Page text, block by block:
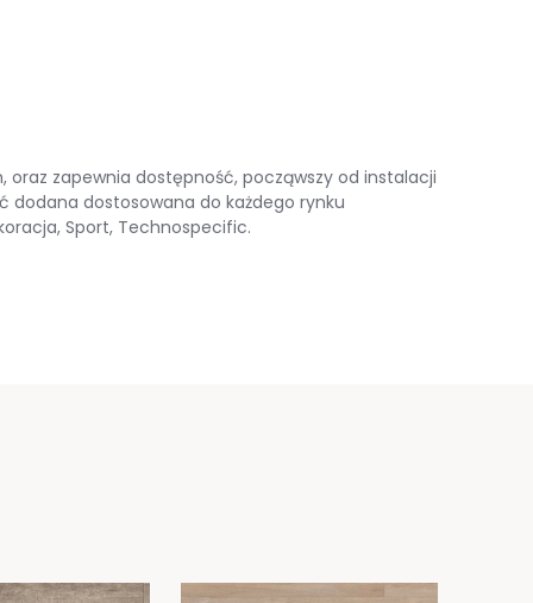
oraz zapewnia dostępność, począwszy od instalacji
dodana dostosowana do każdego rynku
Sport, Technospecific.